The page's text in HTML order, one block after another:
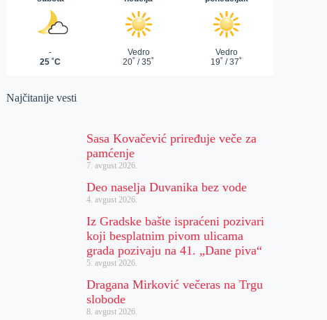
Najčitanije vesti
Sasa Kovačević priređuje veče za
pamćenje
7. avgust 2026.
Deo naselja Duvanika bez vode
4. avgust 2026.
Iz Gradske bašte ispraćeni pozivari
koji besplatnim pivom ulicama
grada pozivaju na 41. „Dane piva“
5. avgust 2026.
Dragana Mirković večeras na Trgu
slobode
8. avgust 2026.